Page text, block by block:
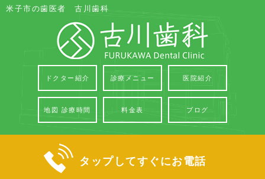
米子市の歯医者 古川歯科
ドクター紹介 診療メニュー 医院紹介
地図 診療時間 料金表 ブログ
タップしてすぐにお電話